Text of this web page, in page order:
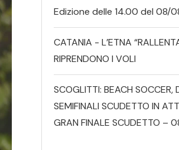
Edizione delle 14.00 del 08/
CATANIA - L’ETNA
RIPRENDONO I VOLI
SCOGLITTI: BEACH SOCCER,
SEMIFINALI SCUDETTO IN
GRAN FINALE SCUDETTO –